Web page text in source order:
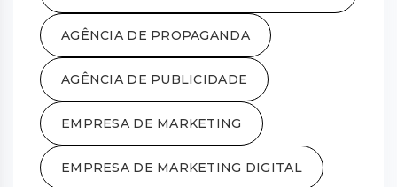
AGÊNCIA DE PROPAGANDA
AGÊNCIA DE PUBLICIDADE
EMPRESA DE MARKETING
EMPRESA DE MARKETING DIGITAL